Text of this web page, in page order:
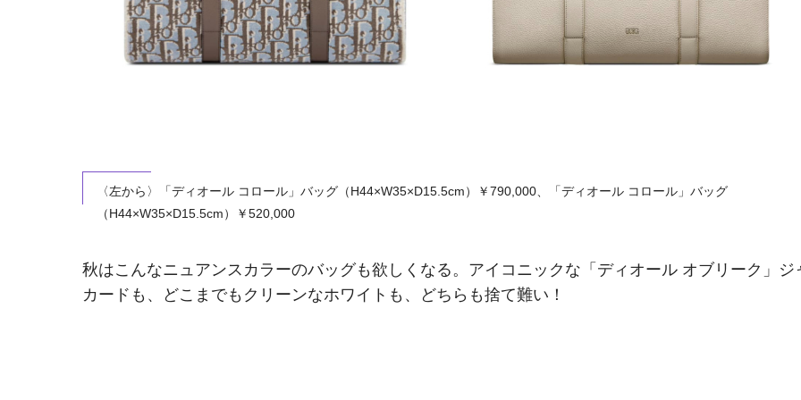
〈左から〉「ディオール コロール」バッグ（H44×W35×D15.5cm）￥790,000、「ディオール コロール」バッグ
（H44×W35×D15.5cm）￥520,000
秋はこんなニュアンスカラーのバッグも欲しくなる。アイコニックな「ディオール オブリーク」ジ
カードも、どこまでもクリーンなホワイトも、どちらも捨て難い！